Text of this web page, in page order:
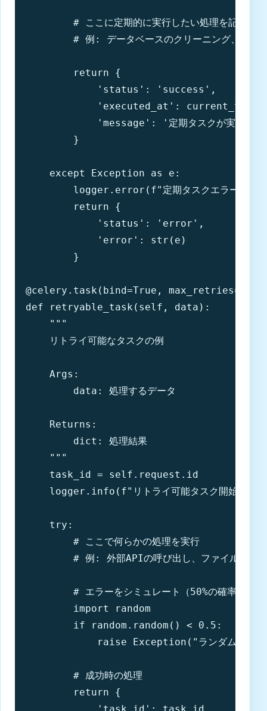
        # ここに定期的に実行したい処理を記述
# 例: データベースのクリーニング、ログ
        return {
            'status': 'success',
            'executed_at': current_time,
'message': '定期タスクが実行され
        }
    except Exception as e:
logger.error(f"定期タスクエラー:
        return {
            'status': 'error',
            'error': str(e)
        }
@celery.task(bind=True, max_retries=3,
def retryable_task(self, data):
    """
    リトライ可能なタスクの例
    Args:
        data: 処理するデータ
    Returns:
        dict: 処理結果
    """
    task_id = self.request.id
logger.info(f"リトライ可能タスク開始:
    try:
        # ここで何らかの処理を実行
# 例: 外部APIの呼び出し、ファイルの処
# エラーをシミュレート（50%の確率でエラ
        import random
        if random.random() < 0.5:
raise Exception("ランダムなエラ
        # 成功時の処理
        return {
            'task_id': task_id,